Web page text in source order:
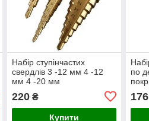
Набір ступінчастих
свердлів 3 -12 мм 4 -12
мм 4 -20 мм
220₴
Купити
по
176